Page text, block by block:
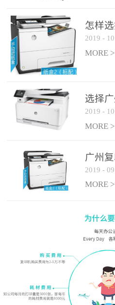
2019 - 10
MORE >
2019 - 10
MORE >
2019 - 09
MORE >